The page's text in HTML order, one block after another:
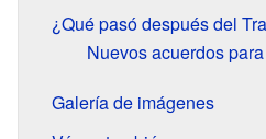
¿Qué pasó después del
Nuevos acuerdos
Galería de imágenes